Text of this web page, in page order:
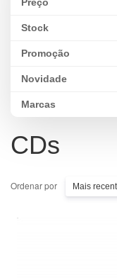
Stock
Promoção
Novidade
Marcas
CDs
Ordenar por Mais